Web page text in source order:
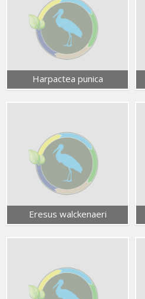
Harpactea punica
Eresus walckenaeri